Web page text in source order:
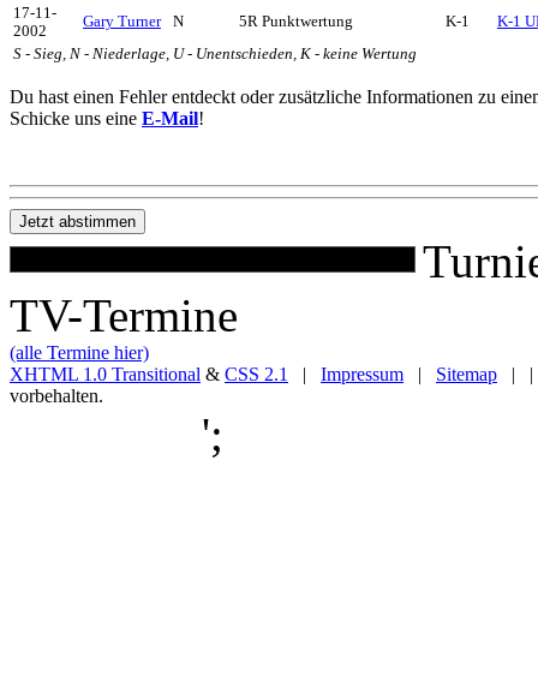
17-11-
2002
Gary Turner N 5R Punktwertung K-1
K-1
S - Sieg, N - Niederlage, U - Unentschieden, K - keine Wertung
Du hast einen Fehler entdeckt oder zusätzliche Informationen zu
Schicke uns eine E-Mail!
TV-Termine
(alle Termine hier)
XHTML 1.0 Transitional & CSS 2.1 | Impressum | Sitemap | |
vorbehalten.
';